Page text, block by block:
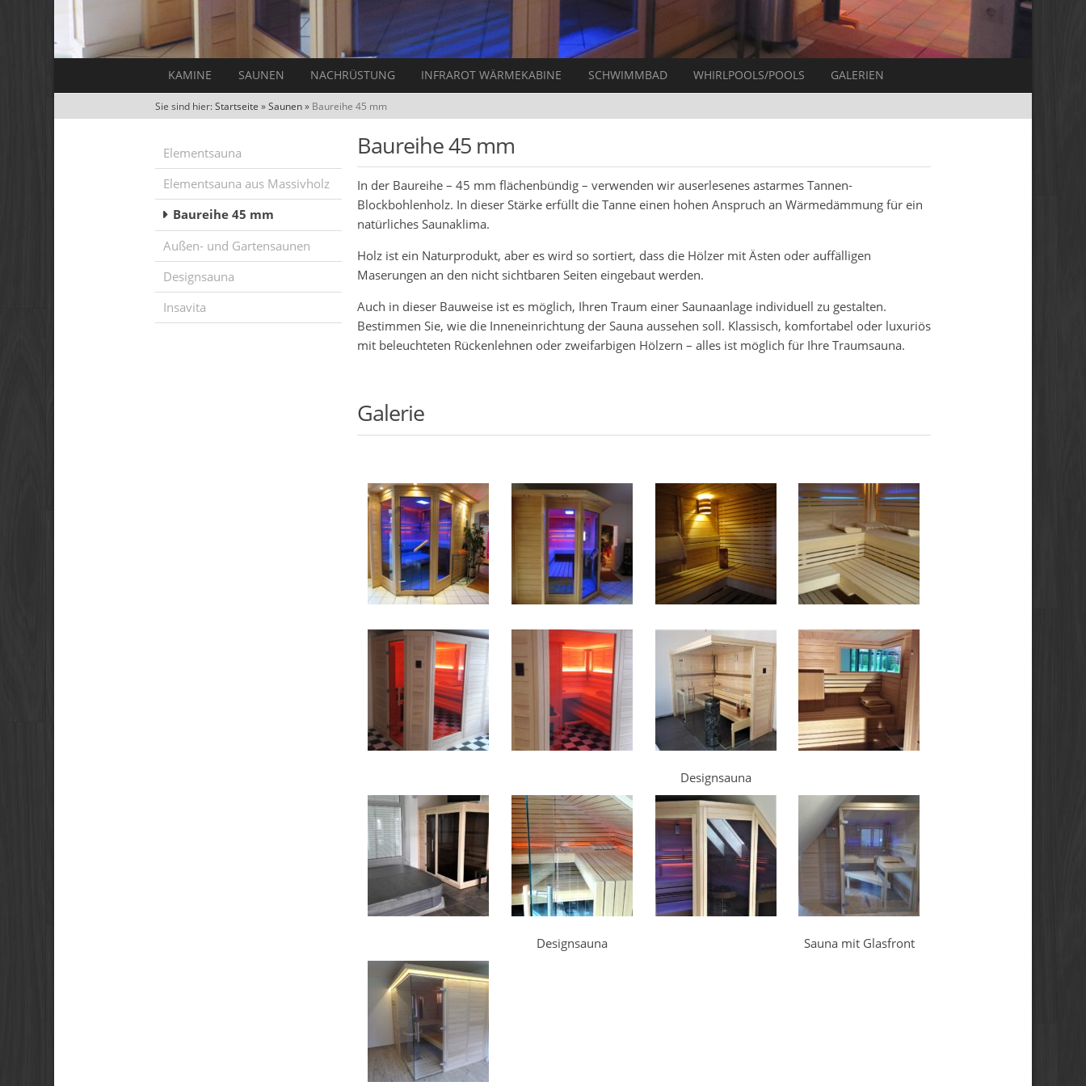
KAMINE SAUNEN NACHRÜSTUNG INFRAROT WÄRMEKABINE SCHWIMMBAD WHIRLPOOLS/POOLS GALERIEN
Sie sind hier:Startseite »Saunen» Baureihe 45 mm
Elementsauna
Elementsauna aus Massivholz
Baureihe 45 mm
Außen- und Gartensaunen
Designsauna
Insavita
Baureihe 45 mm
In der Baureihe – 45 mm flächenbündig – verwenden wir auserlesenes astarmes Tannen-
Blockbohlenholz. In dieser Stärke erfüllt die Tanne einen hohen Anspruch an Wärmedämmung für ein
natürliches Saunaklima.
Holz ist ein Naturprodukt, aber es wird so sortiert, dass die Hölzer mit Ästen oder auffälligen
Maserungen an den nicht sichtbaren Seiten eingebaut werden.
Auch in dieser Bauweise ist es möglich, Ihren Traum einer Saunaanlage individuell zu gestalten.
Bestimmen Sie, wie die Inneneinrichtung der Sauna aussehen soll. Klassisch, komfortabel oder luxuriös
mit beleuchteten Rückenlehnen oder zweifarbigen Hölzern – alles ist möglich für Ihre Traumsauna.
Galerie
Designsauna
Designsauna Sauna mit Glasfront